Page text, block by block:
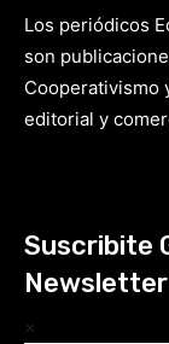
Los periódicos
son
Cooperativismo
editorial y
Suscribite
×